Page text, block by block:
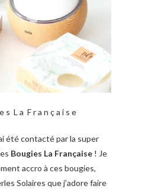
s L a F r a n ç a i s e
été contacté par la super
Bougies La Française! Je
accro à ces bougies,
Solaires que j’adore faire